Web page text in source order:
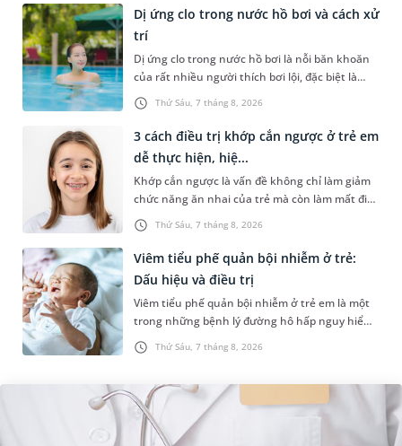
Thứ Sáu, 7 tháng 8, 2026
Dị ứng clo trong nước hồ bơi và cách xử
trí
Dị ứng clo trong nước hồ bơi là nỗi băn khoăn
của rất nhiều người thích bơi lội, đặc biệt là
những trường hợp thường xuyên bơi ở những
hồ bơi nhân tạo. Bài v...
Thứ Sáu, 7 tháng 8, 2026
3 cách điều trị khớp cắn ngược ở trẻ em
dễ thực hiện, hiệ...
Khớp cắn ngược là vấn đề không chỉ làm giảm
chức năng ăn nhai của trẻ mà còn làm mất đi
sự cân đối của khuôn mặt. Do đó, cần khắc
phục sớm tình trạng này để...
Thứ Sáu, 7 tháng 8, 2026
Viêm tiểu phế quản bội nhiễm ở trẻ:
Dấu hiệu và điều trị
Viêm tiểu phế quản bội nhiễm ở trẻ em là một
trong những bệnh lý đường hô hấp nguy hiểm,
thường bùng phát vào thời điểm giao mùa. Khi
những tổn thương ban đầ...